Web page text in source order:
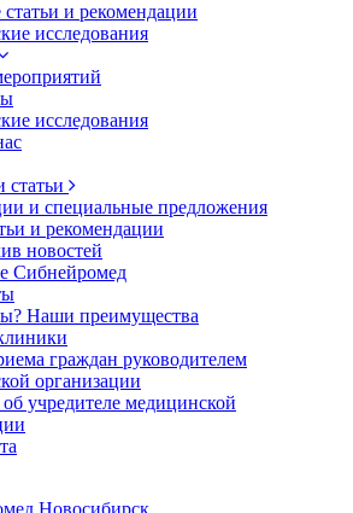
и рекомендации
исследования
исследования
статьи
и специальные предложения
и рекомендации
новостей
Сибнейромед
Наши преимущества
граждан руководителем
организации
учредителе медицинской